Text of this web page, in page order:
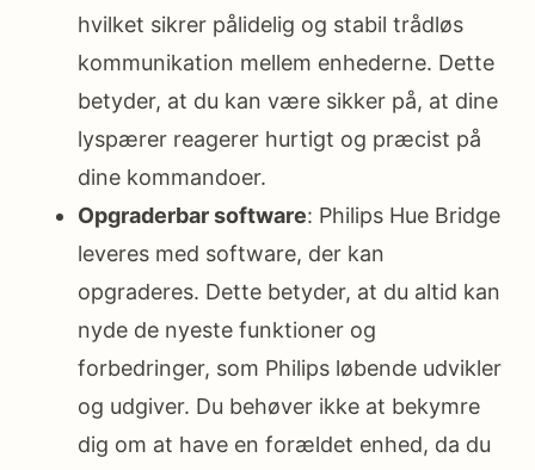
hvilket sikrer pålidelig og stabil trådløs
kommunikation mellem enhederne. Dette
betyder, at du kan være sikker på, at dine
lyspærer reagerer hurtigt og præcist på
dine kommandoer.
Opgraderbar software: Philips Hue Bridge
leveres med software, der kan
opgraderes. Dette betyder, at du altid kan
nyde de nyeste funktioner og
forbedringer, som Philips løbende udvikler
og udgiver. Du behøver ikke at bekymre
dig om at have en forældet enhed, da du